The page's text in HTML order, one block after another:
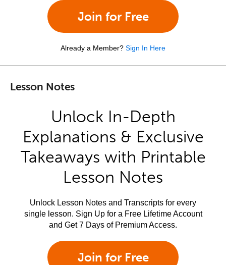
Join for Free
Already a Member? Sign In Here
Lesson Notes
Unlock In-Depth
Explanations & Exclusive
Takeaways with Printable
Lesson Notes
Unlock Lesson Notes and Transcripts for every
single lesson. Sign Up for a Free Lifetime Account
and Get 7 Days of Premium Access.
Join for Free